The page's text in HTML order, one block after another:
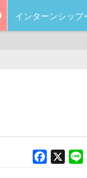
インターンシップ・
Facebook